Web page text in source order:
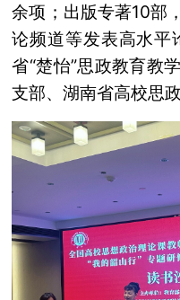
余项；出版专著10部
论频道等发表高水
省“楚怡”思政教育教
支部、湖南省高校思